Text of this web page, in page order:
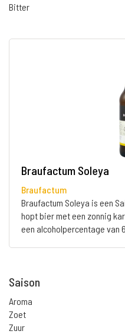
Bitter
Braufactum Soleya
Braufactum
Braufactum Soleya is een
hopt bier met een zonnig
een alcoholpercentage van
Saison
Aroma
Zoet
Zuur